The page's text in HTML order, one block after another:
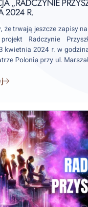
2024 R.
że trwają jeszcze zapisy
Radczynie
kwietnia 2024 r. w
Polonia przy ul.